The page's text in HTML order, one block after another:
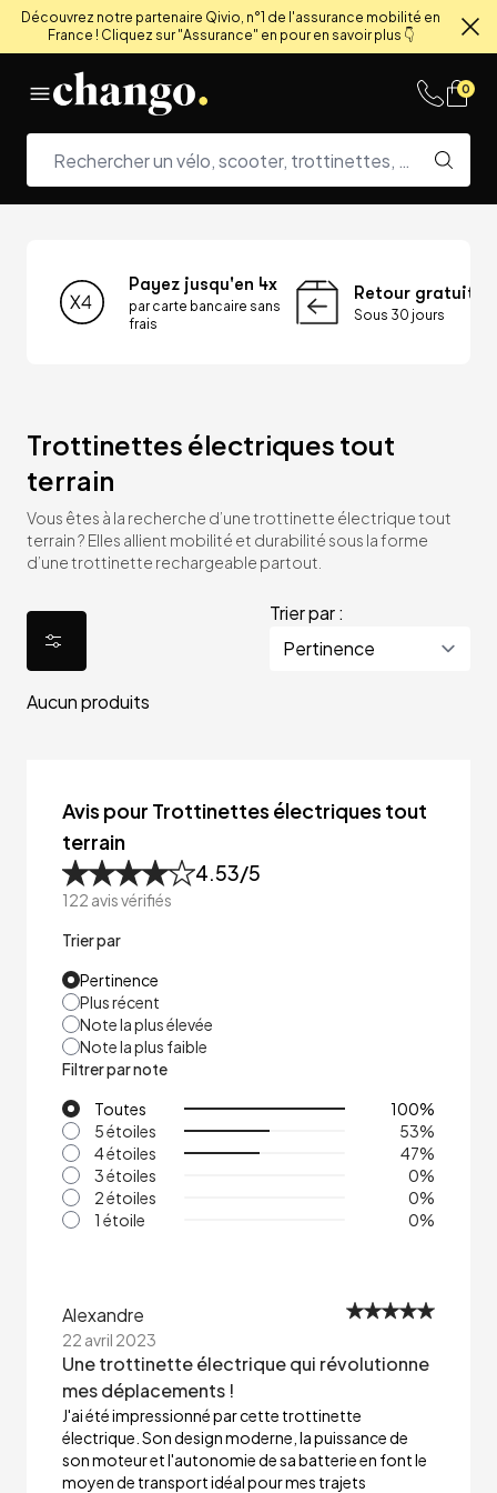
Découvrez notre partenaire Qivio, n°1 de l'assurance mobilité en
France ! Cliquez sur "Assurance" en pour en savoir plus 👇
0
Payez jusqu'en 4x
par carte bancaire sans
frais
Retour gratuit
Sous 30 jours
Trottinettes électriques tout
terrain
Vous êtes à la recherche d’une trottinette électrique tout
terrain ? Elles allient mobilité et durabilité sous la forme
d’une trottinette rechargeable partout.
Trier par :
Aucun produits
Avis pour Trottinettes électriques tout
terrain
4.53/5
122 avis vérifiés
Trier par
Pertinence
Plus récent
Note la plus élevée
Note la plus faible
Filtrer par note
Toutes
100%
5 étoiles
53%
4 étoiles
47%
3 étoiles
0%
2 étoiles
0%
1 étoile
0%
Alexandre
22 avril 2023
Une trottinette électrique qui révolutionne
mes déplacements !
J'ai été impressionné par cette trottinette
électrique. Son design moderne, la puissance de
son moteur et l'autonomie de sa batterie en font le
moyen de transport idéal pour mes trajets